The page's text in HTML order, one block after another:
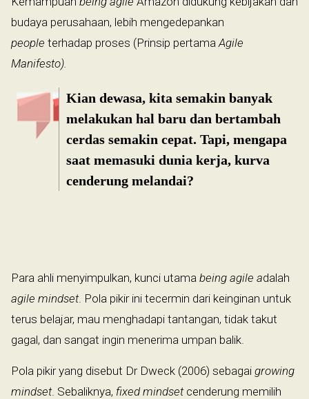
budaya perusahaan, lebih mengedepankan
people terhadap proses (Prinsip pertama Agile
Manifesto).
Kian dewasa, kita semakin banyak
melakukan hal baru dan bertambah
cerdas semakin cepat. Tapi, mengapa
saat memasuki dunia kerja, kurva
cenderung melandai?
Para ahli menyimpulkan, kunci utama being agile adalah
agile mindset. Pola pikir ini tecermin dari keinginan untuk
terus belajar, mau menghadapi tantangan, tidak takut
gagal, dan sangat ingin menerima umpan balik.
Pola pikir yang disebut Dr Dweck (2006) sebagai growing
mindset. Sebaliknya, fixed mindsetcenderung memilih